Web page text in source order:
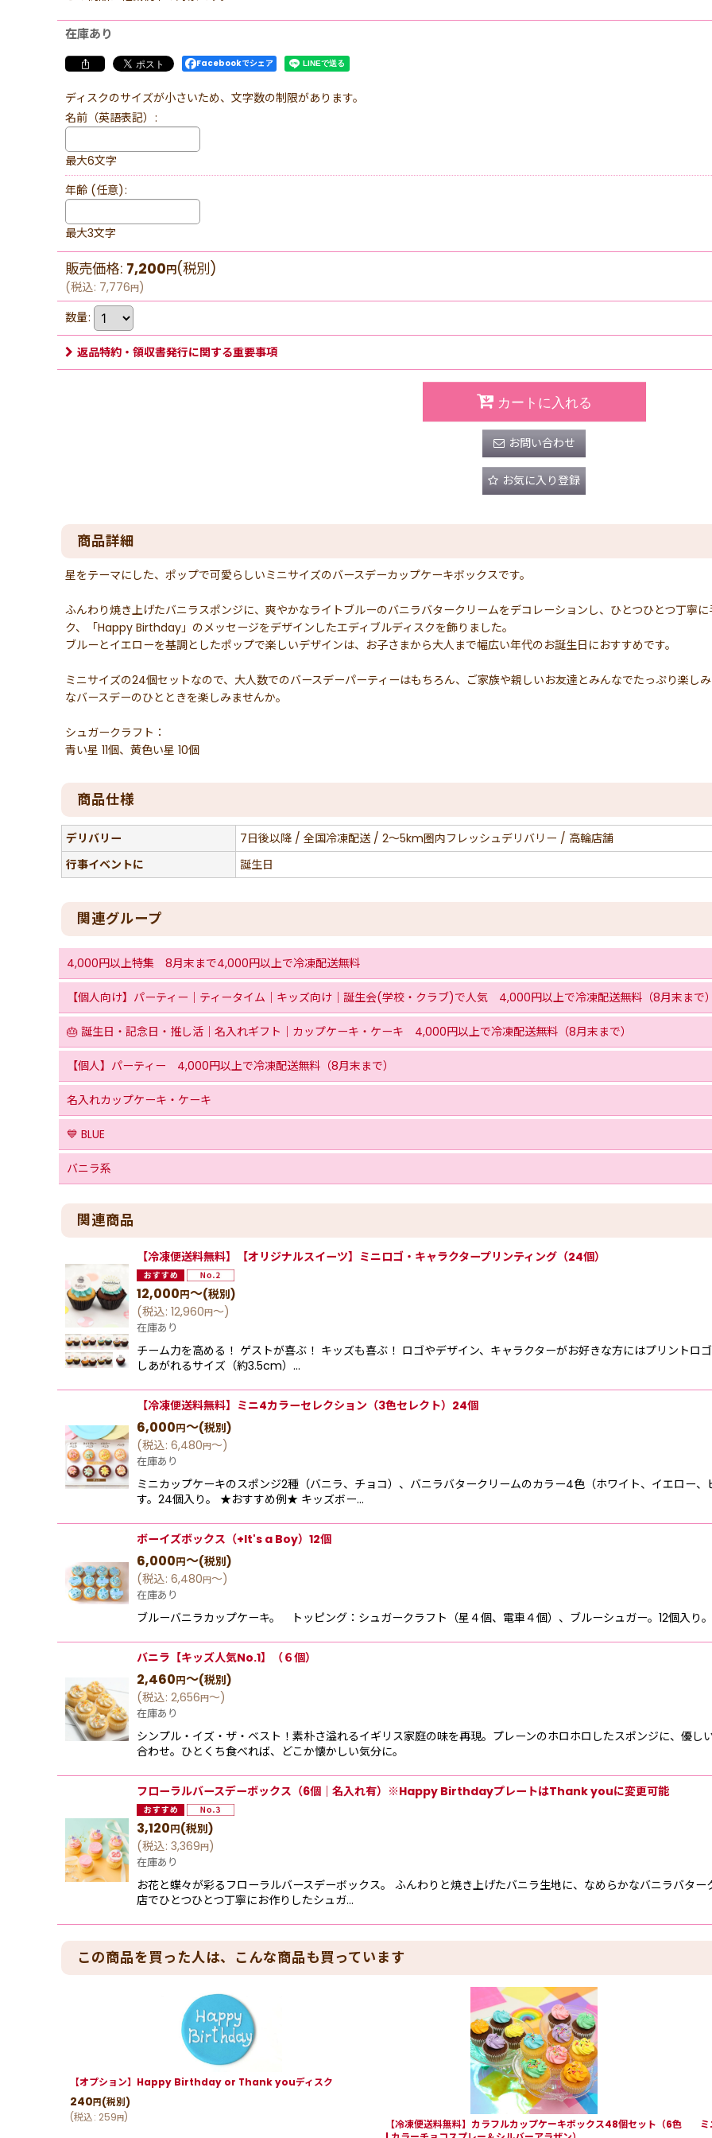
在庫あり
Facebookでシェア
ディスクのサイズが小さいため、文字数の制限があります。
名前（英語表記） :
最大6文字
年齢 (任意):
最大3文字
販売価格: 7,200円(税別)
(税込: 7,776円)
数量:
返品特約・領収書発行に関する重要事項
カートに入れる
お問い合わせ
お気に入り登録
商品詳細
星をテーマにした、ポップで可愛らしいミニサイズのバースデーカップケーキボックスです。
ふんわり焼き上げたバニラスポンジに、爽やかなライトブルーのバニラバタークリームをデコレーションし、ひとつひとつ丁寧
ク、「Happy Birthday」のメッセージをデザインしたエディブルディスクを飾りました。
ブルーとイエローを基調としたポップで楽しいデザインは、お子さまから大人まで幅広い年代のお誕生日におすすめです。
ミニサイズの24個セットなので、大人数でのバースデーパーティーはもちろん、ご家族や親しいお友達とみんなでたっぷり楽し
なバースデーのひとときを楽しみませんか。
シュガークラフト：
青い星 11個、黄色い星 10個
商品仕様
デリバリー
7日後以降 / 全国冷凍配送 / 2〜5km圏内フレッシュデリバリー / 高輪店舗
行事イベントに
誕生日
関連グループ
4,000円以上特集 8月末まで4,000円以上で冷凍配送無料
【個人向け】パーティー｜ティータイム｜キッズ向け｜誕生会(学校・クラブ)で人気 4,000円以上で冷凍配送無料（8月末まで
🎂 誕生日・記念日・推し活｜名入れギフト｜カップケーキ・ケーキ 4,000円以上で冷凍配送無料（8月末まで）
【個人】パーティー 4,000円以上で冷凍配送無料（8月末まで）
名入れカップケーキ・ケーキ
💙 BLUE
バニラ系
関連商品
【冷凍便送料無料】【オリジナルスイーツ】ミニロゴ・キャラクタープリンティング（24個）
12,000円～(税別)
(税込: 12,960円～)
在庫あり
チーム力を高める！ ゲストが喜ぶ！ キッズも喜ぶ！ ロゴやデザイン、キャラクターがお好きな方にはプリントロ
しあがれるサイズ（約3.5cm）…
【冷凍便送料無料】ミニ4カラーセレクション（3色セレクト）24個
6,000円～(税別)
(税込: 6,480円～)
在庫あり
ミニカップケーキのスポンジ2種（バニラ、チョコ）、バニラバタークリームのカラー4色（ホワイト、イエロー
す。24個入り。 ★おすすめ例★ キッズボー…
ボーイズボックス（+It's a Boy）12個
6,000円～(税別)
(税込: 6,480円～)
在庫あり
ブルーバニラカップケーキ。 トッピング：シュガークラフト（星４個、電車４個）、ブルーシュガー。12個入り。
バニラ【キッズ人気No.1】（６個）
2,460円～(税別)
(税込: 2,656円～)
在庫あり
シンプル‧イズ‧ザ‧ベスト！素朴さ溢れるイギリス家庭の味を再現。プレーンのホロホロしたスポンジに、優し
合わせ。ひとくち⾷べれば、どこか懐かしい気分に。
フローラルバースデーボックス（6個｜名入れ有）※Happy BirthdayプレートはThank youに変更可能
3,120円(税別)
(税込: 3,369円)
在庫あり
お花と蝶々が彩るフローラルバースデーボックス。 ふんわりと焼き上げたバニラ生地に、なめらかなバニラバタ
店でひとつひとつ丁寧にお作りしたシュガ…
この商品を買った人は、こんな商品も買っています
【オプション】Happy Birthday or Thank youディスク
240 円 (税別)
(税込: 259円)
【冷凍便送料無料】カラフルカップケーキボックス48個セット（6色